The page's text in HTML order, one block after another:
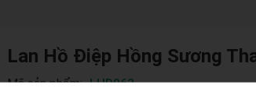
Lan Hồ Điệp Hồng Sương
Mã sản phẩm: LHD063